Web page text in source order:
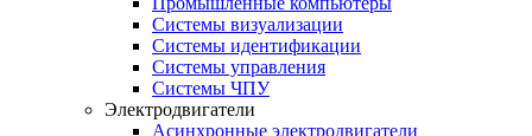
Системы визуализации
Системы идентификации
Системы управления
Системы ЧПУ
Электродвигатели
Асинхронные электродвигатели